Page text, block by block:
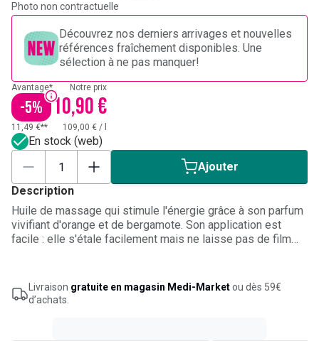
Photo non contractuelle
Découvrez nos derniers arrivages et nouvelles
références fraîchement disponibles. Une
sélection à ne pas manquer!
Avantage*
-5%
Notre prix
10,90 €
11,49 €** 109,00 € /
En stock (web)
Ajouter
Description
Huile de massage qui stimule l'énergie grâce à son parfum
vivifiant d'orange et de bergamote. Son application est
facile : elle s'étale facilement mais ne laisse pas de film
Livraison gratuite en magasin Medi-Marketou dès 59€
d’achats.